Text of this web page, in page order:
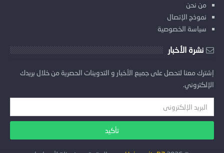
من نحن
نموذج الإتصال
سياسة الخصوصية
نشرة الأخبار
إشترك معنا لتحصل على جميع الأخبار و التدوينات الحصرية من خلال بريدك
الإلكتروني.